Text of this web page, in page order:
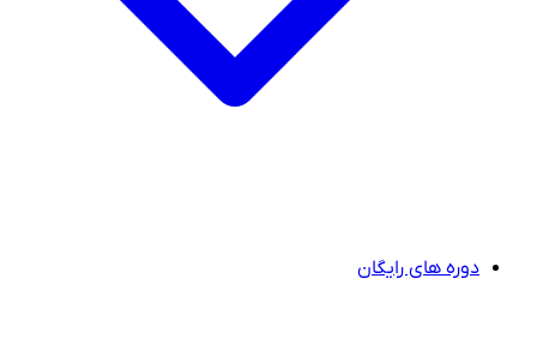
دوره های رایگان